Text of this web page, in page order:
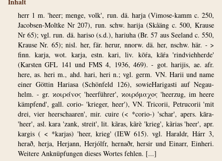
herr 1 m. 'heer; menge, volk', run. dä. harja (Vimose-kamm c. 250,
Jacobsen-Moltke Nr 207), run. schw. harija (Skåäng c. 500, Krause
Nr 65); vgl. run. dä. hariso (s.d.), hariuha (Br. 57 aus Seeland c. 550,
Krause Nr. 65); nisl. her, fär. herur, nnorw. dä. her, nschw. här. - >
finn. karja, wot. karja, estn. kari, liv. kōŕa, kāŕa 'rindviehherde'
(Karsten GFL 141 und FMS 4, 1936, 469). - got. harijis, ae. afr.
here, as. heri m., ahd. hari, heri n.; vgl. germ. VN. Harii und name
einer Göttin Hariasa (Schönfeld 126), sowieHarigasti auf Negau-
helm. - gr. ϰοιράνος 'heerführer', ϰοιρόμαχος 'heerzug, im heere
kämpfend', gall. corio- 'krieger, heer'), VN. Tricorii, Petrucorii 'mit
drei, vier heerschaaren', mir. cuire (< *corio-) 'schar', apers. kāra-
'heer', asl. kara 'zank, streit', lit. kãras, kãrè 'krieg', kãrias 'heer', apr.
kargis ( < *karjas) 'heer, krieg' (IEW 615). vgl. Haraldr, Hárr 3,
herað, herja, Herjann, Herjólfr, hernaðr, hersir und Einarr, Einheri.
Weitere Anknüpfungen dieses Wortes fehlen. [...]